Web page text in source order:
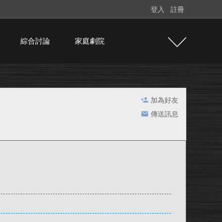
登入 註冊
綜合討論 家庭劇院
加為好友
傳送訊息